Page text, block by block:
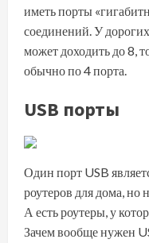
иметь порты
соединений. У
может доходить до 8,
обычно по 4 порта.
USB порты
Один порт USB
роутеров для дома,
А есть роутеры, у
Зачем вообще нужен